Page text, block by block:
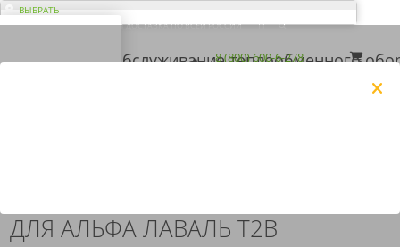
ВЫБРАТЬ
ДОСТАВКА ПО ВСЕЙ РОССИИ
8 (800) 600-6-278
ПОЛУЧИТЬ КП
ДЛЯ АЛЬФА ЛАВАЛЬ T2B